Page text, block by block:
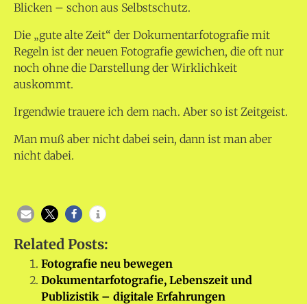
Blicken – schon aus Selbstschutz.
Die „gute alte Zeit“ der Dokumentarfotografie mit
Regeln ist der neuen Fotografie gewichen, die oft nur
noch ohne die Darstellung der Wirklichkeit
auskommt.
Irgendwie trauere ich dem nach. Aber so ist Zeitgeist.
Man muß aber nicht dabei sein, dann ist man aber
nicht dabei.
Related Posts:
Fotografie neu bewegen
Dokumentarfotografie, Lebenszeit und
Publizistik – digitale Erfahrungen